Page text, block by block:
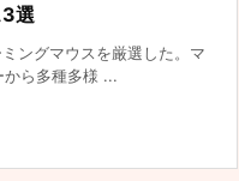
選
ングマウスを厳選した。マ
から多種多様 ...